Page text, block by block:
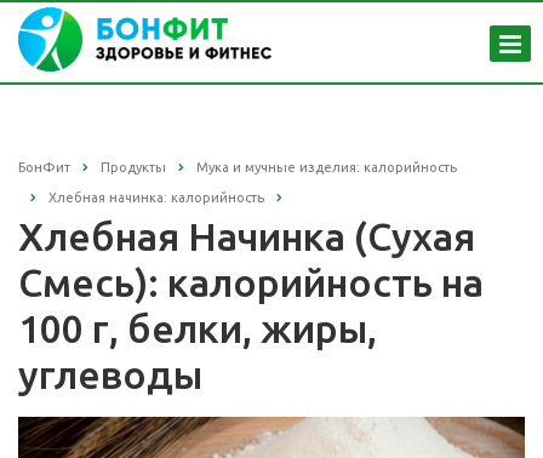
БонФит Продукты Мука и мучные изделия: калорийность
Хлебная начинка: калорийность
Хлебная Начинка (Сухая
Смесь): калорийность на
100 г, белки, жиры,
углеводы